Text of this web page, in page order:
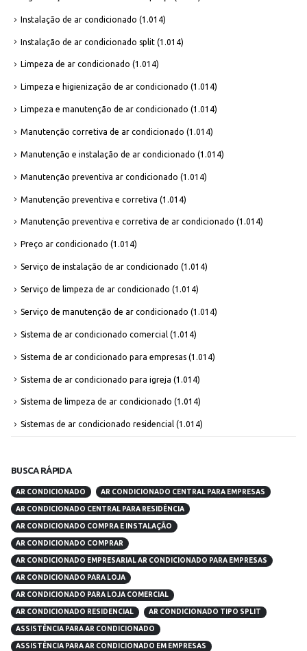
Instalação de ar condicionado (1.014)
Instalação de ar condicionado split (1.014)
Limpeza de ar condicionado (1.014)
Limpeza e higienização de ar condicionado (1.014)
Limpeza e manutenção de ar condicionado (1.014)
Manutenção corretiva de ar condicionado (1.014)
Manutenção e instalação de ar condicionado (1.014)
Manutenção preventiva ar condicionado (1.014)
Manutenção preventiva e corretiva (1.014)
Manutenção preventiva e corretiva de ar condicionado (1.014)
Preço ar condicionado (1.014)
Serviço de instalação de ar condicionado (1.014)
Serviço de limpeza de ar condicionado (1.014)
Serviço de manutenção de ar condicionado (1.014)
Sistema de ar condicionado comercial (1.014)
Sistema de ar condicionado para empresas (1.014)
Sistema de ar condicionado para igreja (1.014)
Sistema de limpeza de ar condicionado (1.014)
Sistemas de ar condicionado residencial (1.014)
BUSCA RÁPIDA
AR CONDICIONADO AR CONDICIONADO CENTRAL PARA EMPRESAS
AR CONDICIONADO CENTRAL PARA RESIDÊNCIA
AR CONDICIONADO COMPRA E INSTALAÇÃO
AR CONDICIONADO COMPRAR
AR CONDICIONADO EMPRESARIAL AR CONDICIONADO PARA EMPRESAS
AR CONDICIONADO PARA LOJA
AR CONDICIONADO PARA LOJA COMERCIAL
AR CONDICIONADO RESIDENCIAL AR CONDICIONADO TIPO SPLIT
ASSISTÊNCIA PARA AR CONDICIONADO
ASSISTÊNCIA PARA AR CONDICIONADO EM EMPRESAS